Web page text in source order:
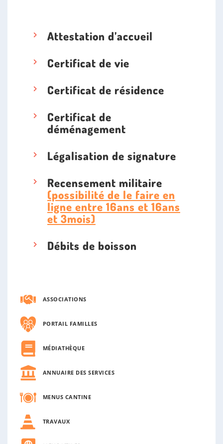
Attestation d’accueil
Certificat de vie
Certificat de résidence
Certificat de
déménagement
Légalisation de signature
Recensement militaire
(possibilité de le faire en
ligne entre 16ans et 16ans
et 3mois)
Débits de boisson
ASSOCIATIONS
PORTAIL FAMILLES
MÉDIATHÈQUE
ANNUAIRE DES SERVICES
MENUS CANTINE
TRAVAUX